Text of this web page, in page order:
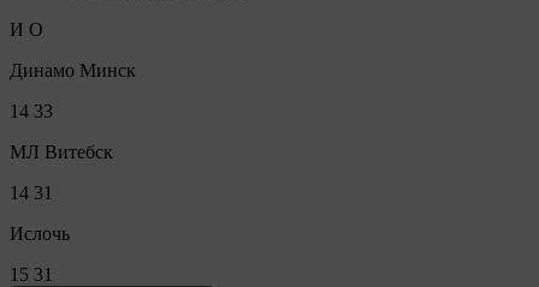
И О
Динамо Минск
14 33
МЛ Витебск
14 31
Ислочь
15 31